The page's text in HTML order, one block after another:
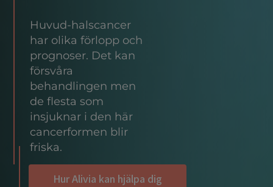
Huvud-halscancer
har olika förlopp och
prognoser. Det kan
försvåra
behandlingen men
de flesta som
insjuknar i den här
cancerformen blir
friska.
Hur Alivia kan hjälpa dig